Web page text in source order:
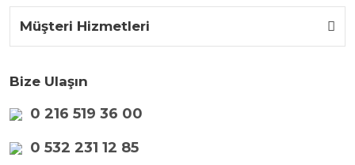
Müşteri Hizmetleri
Bize Ulaşın
0 216 519 36 00
0 532 231 12 85